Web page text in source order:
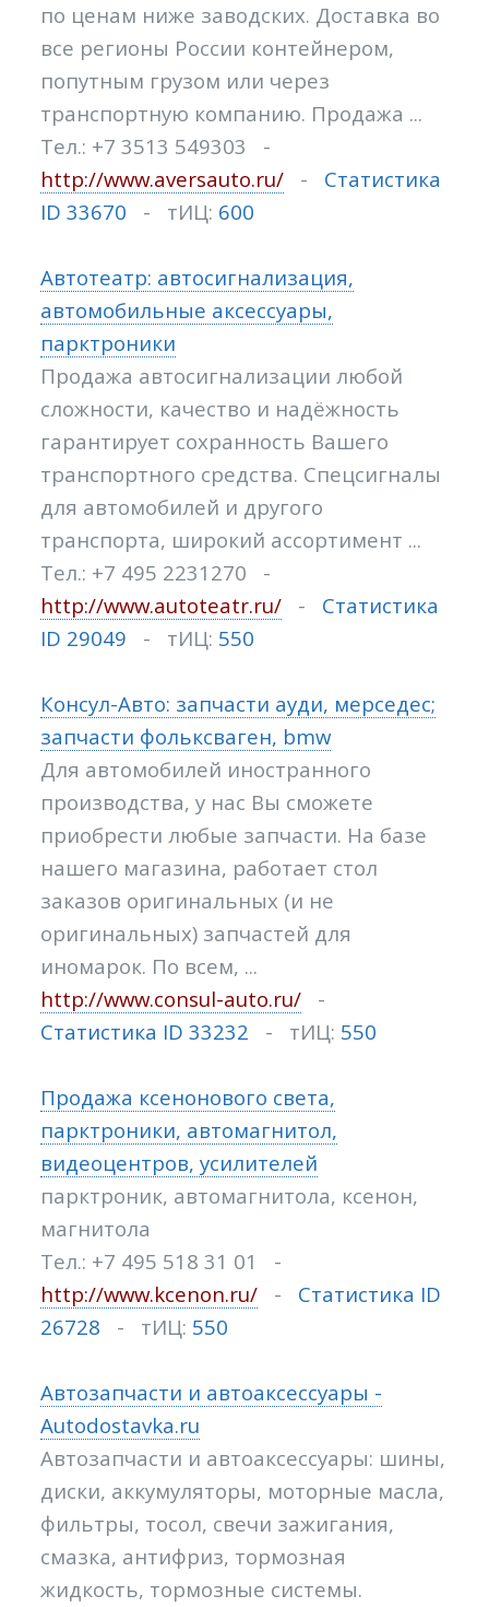
по ценам ниже заводских. Доставка во
все регионы России контейнером,
попутным грузом или через
транспортную компанию. Продажа ...
Тел.: +7 3513 549303 -
http://www.aversauto.ru/ - Статистика
ID 33670 - тИЦ: 600
Автотеатр: автосигнализация,
автомобильные аксессуары,
парктроники
Продажа автосигнализации любой
сложности, качество и надёжность
гарантирует сохранность Вашего
транспортного средства. Спецсигналы
для автомобилей и другого
транспорта, широкий ассортимент ...
Тел.: +7 495 2231270 -
http://www.autoteatr.ru/ - Статистика
ID 29049 - тИЦ: 550
Консул-Авто: запчасти ауди, мерседес;
запчасти фольксваген, bmw
Для автомобилей иностранного
производства, у нас Вы сможете
приобрести любые запчасти. На базе
нашего магазина, работает стол
заказов оригинальных (и не
оригинальных) запчастей для
иномарок. По всем, ...
http://www.consul-auto.ru/ -
Статистика ID 33232 - тИЦ: 550
Продажа ксенонового света,
парктроники, автомагнитол,
видеоцентров, усилителей
парктроник, автомагнитола, ксенон,
магнитола
Тел.: +7 495 518 31 01 -
http://www.kcenon.ru/ - Статистика ID
26728 - тИЦ: 550
Автозапчасти и автоаксессуары -
Autodostavka.ru
Автозапчасти и автоаксессуары: шины,
диски, аккумуляторы, моторные масла,
фильтры, тосол, свечи зажигания,
смазка, антифриз, тормозная
жидкость, тормозные системы.